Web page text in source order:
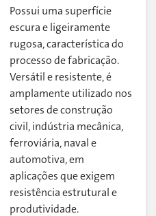
Possui uma superfície
escura e ligeiramente
rugosa, característica do
processo de fabricação.
Versátil e resistente, é
amplamente utilizado nos
setores de construção
civil, indústria mecânica,
ferroviária, naval e
automotiva, em
aplicações que exigem
resistência estrutural e
produtividade.